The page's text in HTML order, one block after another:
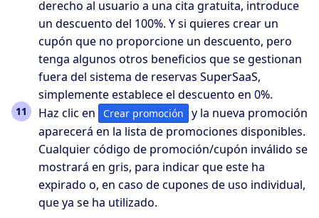
derecho al usuario a una cita gratuita, introduce
un descuento del 100%. Y si quieres crear un
cupón que no proporcione un descuento, pero
tenga algunos otros beneficios que se gestionan
fuera del sistema de reservas SuperSaaS,
simplemente establece el descuento en 0%.
Haz clic en
Crear promoción
y la nueva promoción
aparecerá en la lista de promociones disponibles.
Cualquier código de promoción/cupón inválido se
mostrará en gris, para indicar que este ha
expirado o, en caso de cupones de uso individual,
que ya se ha utilizado.